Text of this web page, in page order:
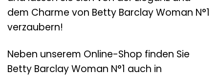
dem Charme von Betty Barclay Woman N°1
verzaubern!
Neben unserem Online-Shop finden Sie
Betty Barclay Woman N°1 auch in